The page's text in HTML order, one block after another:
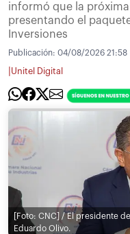
informó que la
presentando el
Inversiones
Publicación: 04/08/2026 21:58
Unitel Digital
[Foto: CNC] / El presidente
Eduardo Olivo.